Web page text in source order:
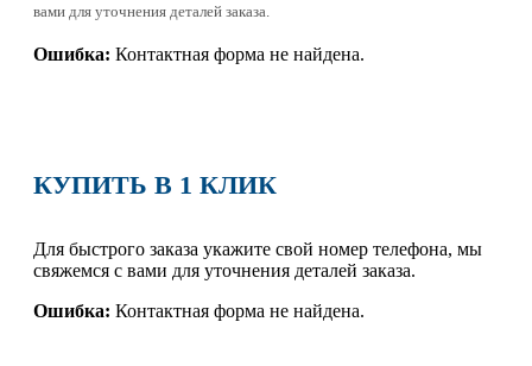
вами для уточнения деталей заказа.
Ошибка: Контактная форма не найдена.
КУПИТЬ В 1 КЛИК
Для быстрого заказа укажите свой номер телефона, мы
свяжемся с вами для уточнения деталей заказа.
Ошибка: Контактная форма не найдена.